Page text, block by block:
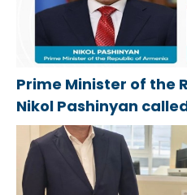
Prime Minister of the
Nikol Pashinyan
Republic of